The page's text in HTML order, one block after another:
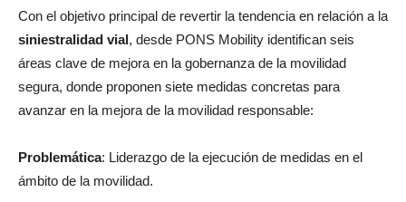
Con el objetivo principal de revertir la tendencia en relación a la
siniestralidad vial, desde PONS Mobility identifican seis
áreas clave de mejora en la gobernanza de la movilidad
segura, donde proponen siete medidas concretas para
avanzar en la mejora de la movilidad responsable:
Problemática: Liderazgo de la ejecución de medidas en el
ámbito de la movilidad.